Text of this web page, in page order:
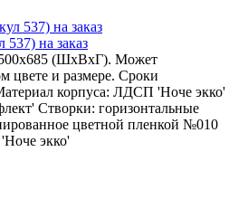
на заказ
(ШхВхГ). Может
цвете и размере. Сроки
корпуса: ЛДСП 'Ноче экко'
Створки: горизонтальные
цветной пленкой №010
экко'